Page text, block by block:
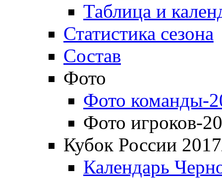
Таблица и
Статистика сезона
Состав
Фото
Фото команды-
Фото игроков-
Кубок России
Календарь